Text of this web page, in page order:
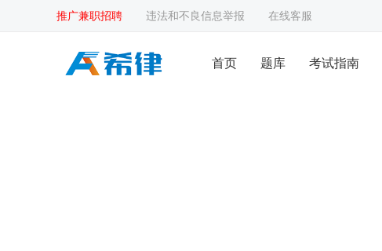
推广兼职招聘 违法和不良信息举报 在线客服
首页 题库 考试指南